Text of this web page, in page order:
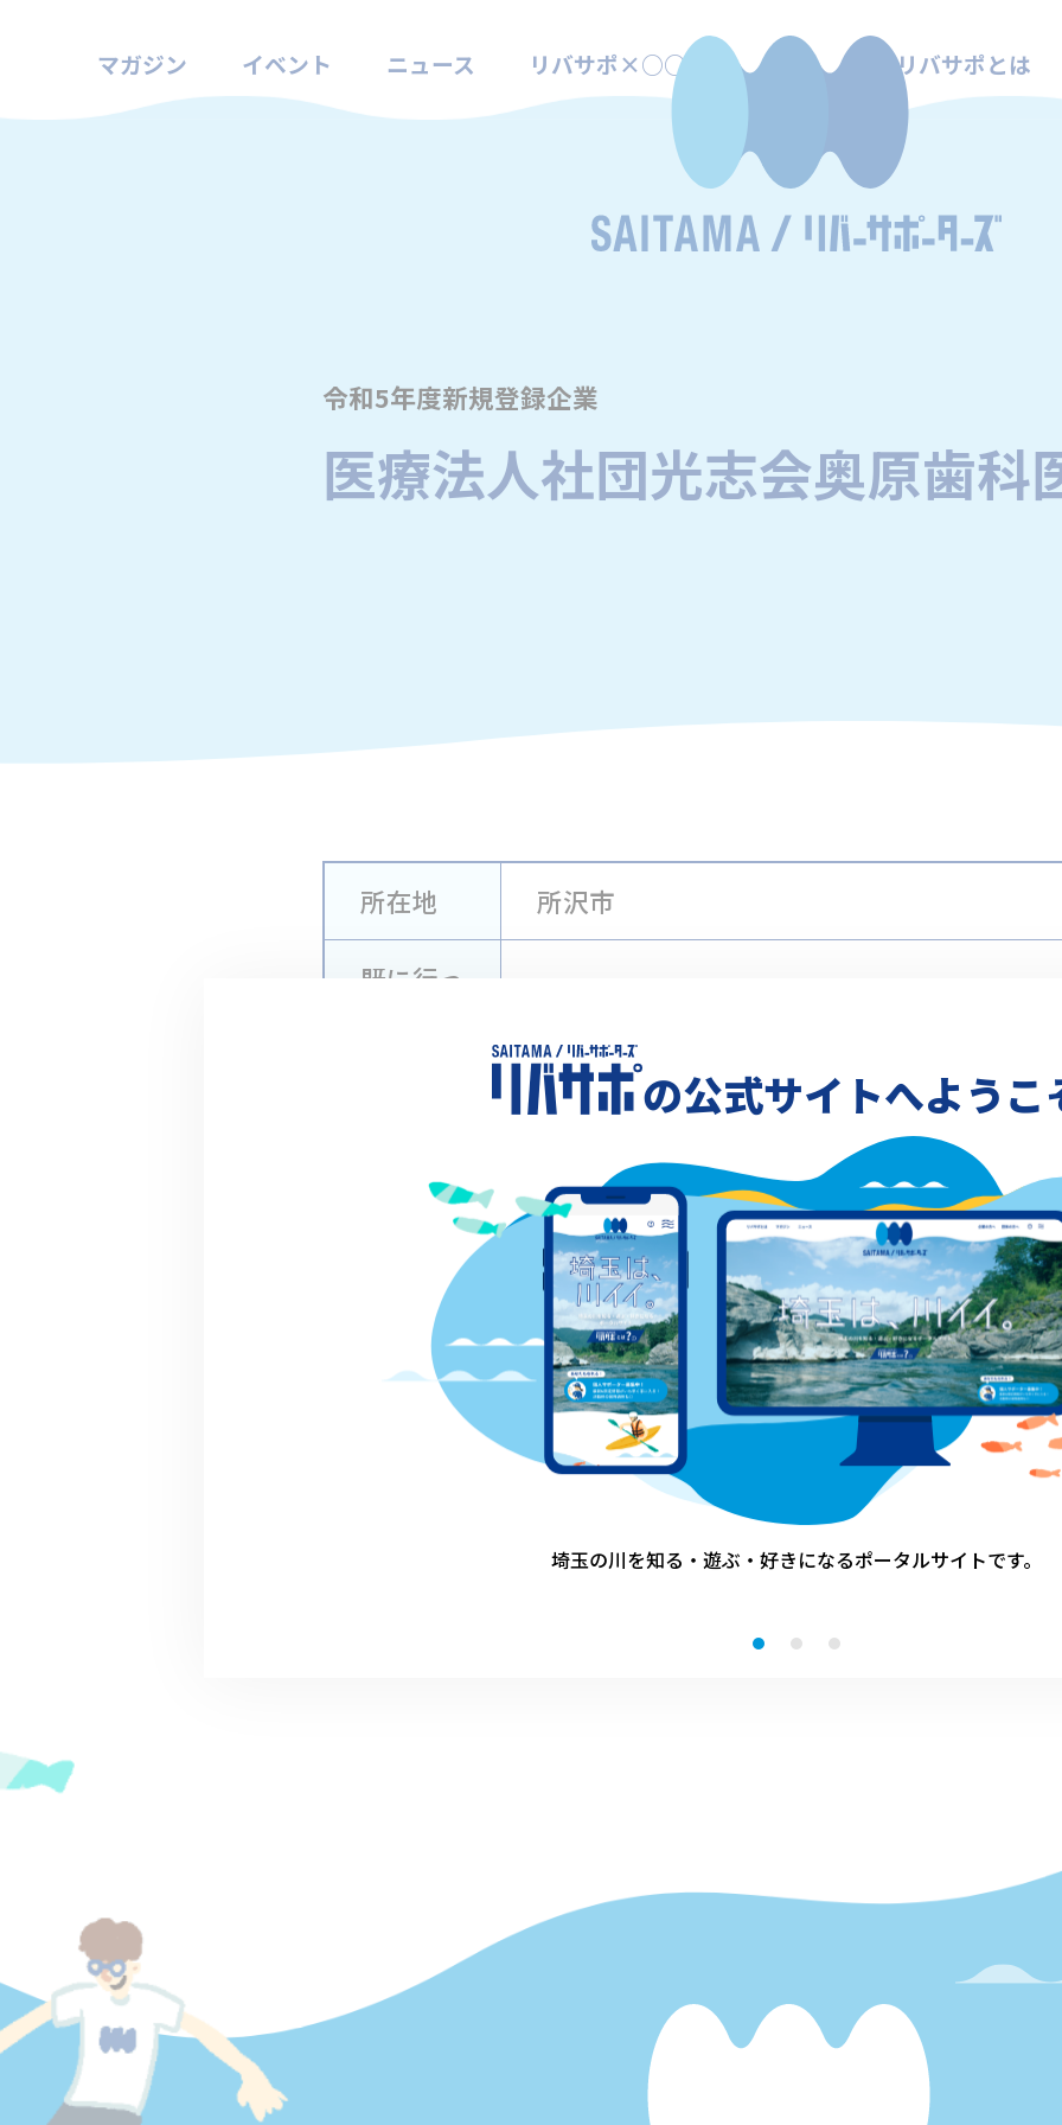
マガジン イベント ニュース リバサポ×○○ リバサポとは
令和5年度新規登録企業
医療法人社団光志会奥原歯科
所在地 所沢市
既に行っ
グ提案
詳細情報 -
一覧に戻る
の公式サイトへようこ
埼玉の川を知る・遊ぶ・好きになるポータルサイトです。